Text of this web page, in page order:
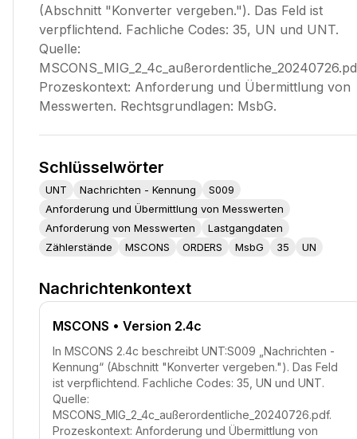
(Abschnitt "Konverter vergeben."). Das Feld ist
verpflichtend. Fachliche Codes: 35, UN und UNT.
Quelle:
Prozeskontext: Anforderung und Übermittlung von
Messwerten. Rechtsgrundlagen: MsbG.
Schlüsselwörter
UNT Nachrichten - Kennung
S009
Anforderung und Übermittlung von Messwerten
Anforderung von Messwerten
Lastgangdaten
Zählerstände
MSCONS ORDERS MsbG 35 UN
Nachrichtenkontext
MSCONS • Version 2.4c
In MSCONS 2.4c beschreibt UNT:S009 „Nachrichten -
Kennung“ (Abschnitt "Konverter vergeben."). Das Feld
ist verpflichtend. Fachliche Codes: 35, UN und UNT.
Quelle:
MSCONS_MIG_2_4c_außerordentliche_20240726.pdf.
Prozeskontext: Anforderung und Übermittlung von